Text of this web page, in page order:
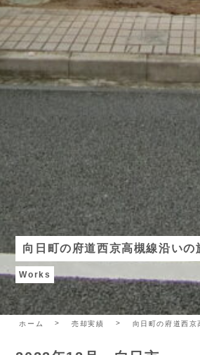
向日町の府道西京高槻線沿いの
Works
ホーム 売却実績 向日町の府道西京